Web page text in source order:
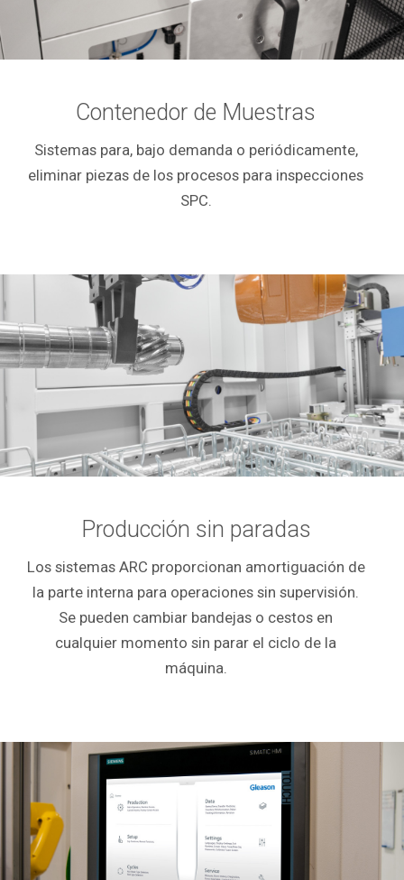
Contenedor de Muestras
Sistemas para, bajo demanda o periódicamente,
eliminar piezas de los procesos para inspecciones
SPC.
Producción sin paradas
Los sistemas ARC proporcionan amortiguación de
la parte interna para operaciones sin supervisión.
Se pueden cambiar bandejas o cestos en
cualquier momento sin parar el ciclo de la
máquina.